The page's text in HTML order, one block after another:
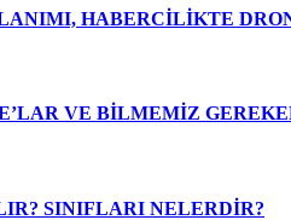
HABERCİLİKTE
VE BİLMEMİZ
SINIFLARI NELERDİR?